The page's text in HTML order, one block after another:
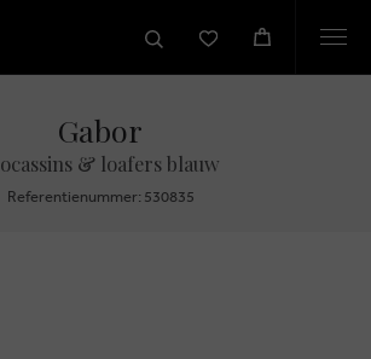
Gabor
& loafers blauw
Referentienummer: 530835